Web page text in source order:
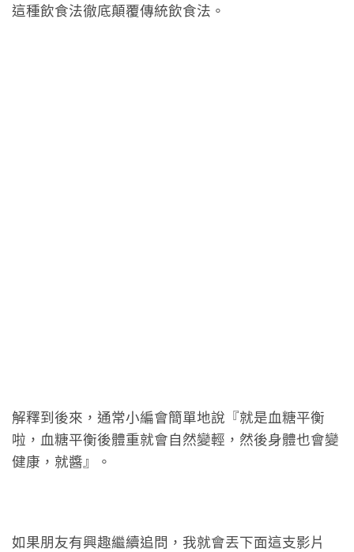
這種飲食法徹底顛覆傳統飲食法。
解釋到後來，通常小編會簡單地說『就是血糖平衡
啦，血糖平衡後體重就會自然變輕，然後身體也會變
健康，就醬』。
如果朋友有興趣繼續追問，我就會丟下面這支影片